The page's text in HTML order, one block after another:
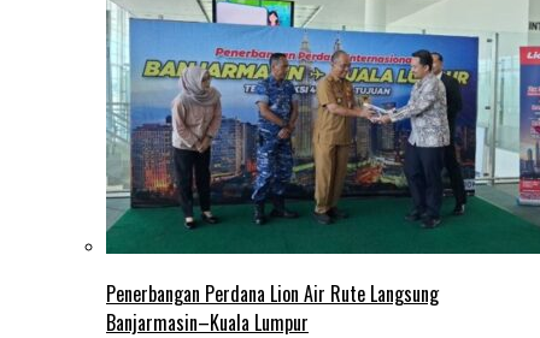
Penerbangan Perdana Lion Air Rute Langsung
Banjarmasin–Kuala Lumpur